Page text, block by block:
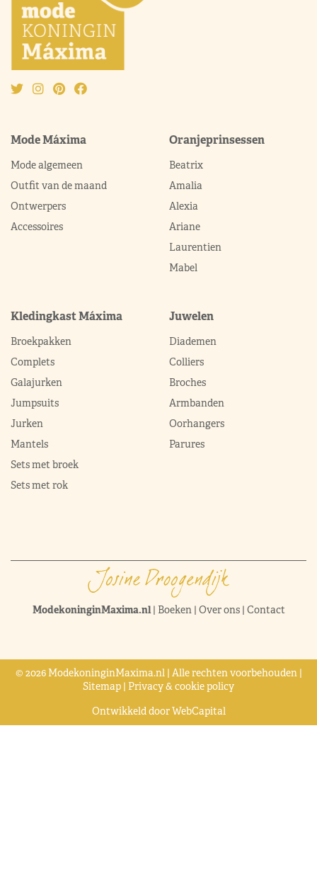
Mode Máxima
Mode algemeen
Outfit van de maand
Ontwerpers
Accessoires
Oranjeprinsessen
Beatrix
Amalia
Alexia
Ariane
Laurentien
Mabel
Kledingkast Máxima
Broekpakken
Complets
Galajurken
Jumpsuits
Jurken
Mantels
Sets met broek
Sets met rok
Juwelen
Diademen
Colliers
Broches
Armbanden
Oorhangers
Parures
ModekoninginMaxima.nl| Boeken| Over ons| Contact
© 2026 ModekoninginMaxima.nl | Alle rechten voorbehouden |
Sitemap | Privacy & cookie policy
Ontwikkeld doorWebCapital